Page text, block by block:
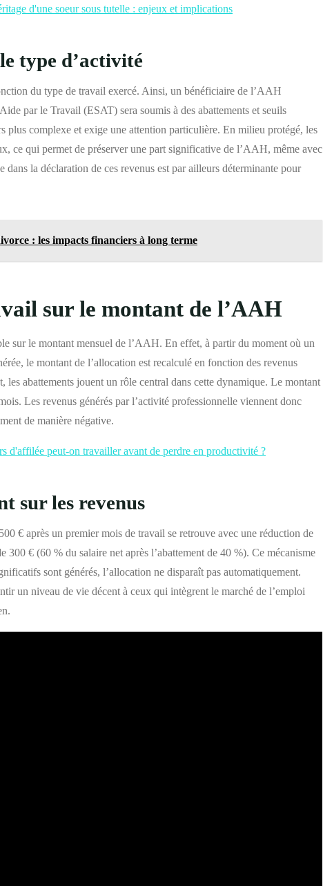
d'une soeur sous tutelle : enjeux et implications
type d’activité
du type de travail exercé. Ainsi, un bénéficiaire de l’AAH
par le Travail (ESAT) sera soumis à des abattements et seuils
plus complexe et exige une attention particulière. En milieu protégé, les
ce qui permet de préserver une part significative de l’AAH, même avec
dans la déclaration de ces revenus est par ailleurs déterminante pour
: les impacts financiers à long terme
sur le montant de l’AAH
sur le montant mensuel de l’AAH. En effet, à partir du moment où un
le montant de l’allocation est recalculé en fonction des revenus
les abattements jouent un rôle central dans cette dynamique. Le montant
Les revenus générés par l’activité professionnelle viennent donc
de manière négative.
d'affilée peut-on travailler avant de perdre en productivité ?
sur les revenus
€ après un premier mois de travail se retrouve avec une réduction de
€ (60 % du salaire net après l’abattement de 40 %). Ce mécanisme
sont générés, l’allocation ne disparaît pas automatiquement.
un niveau de vie décent à ceux qui intègrent le marché de l’emploi